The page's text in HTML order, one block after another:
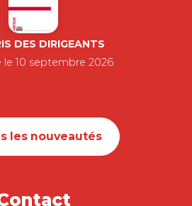
DES DIRIGEANTS
le 10 septembre 2026
les nouveautés